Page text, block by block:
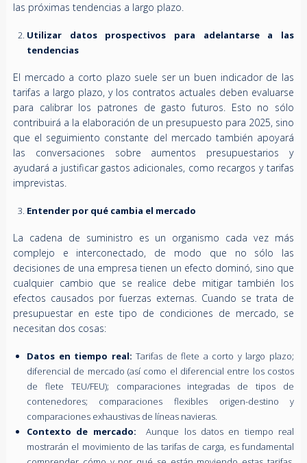
las próximas tendencias a largo plazo.
Utilizar datos prospectivos para adelantarse a las
tendencias
El mercado a corto plazo suele ser un buen indicador de las
tarifas a largo plazo, y los contratos actuales deben evaluarse
para calibrar los patrones de gasto futuros. Esto no sólo
contribuirá a la elaboración de un presupuesto para 2025, sino
que el seguimiento constante del mercado también apoyará
las conversaciones sobre aumentos presupuestarios y
ayudará a justificar gastos adicionales, como recargos y tarifas
imprevistas.
Entender por qué cambia el mercado
La cadena de suministro es un organismo cada vez más
complejo e interconectado, de modo que no sólo las
decisiones de una empresa tienen un efecto dominó, sino que
cualquier cambio que se realice debe mitigar también los
efectos causados por fuerzas externas. Cuando se trata de
presupuestar en este tipo de condiciones de mercado, se
necesitan dos cosas:
Datos en tiempo real:Tarifas de flete a corto y largo plazo;
diferencial de mercado (así como el diferencial entre los costos
de flete TEU/FEU); comparaciones integradas de tipos de
contenedores; comparaciones flexibles origen-destino y
comparaciones exhaustivas de líneas navieras.
Contexto de mercado:Aunque los datos en tiempo real
mostrarán el movimiento de las tarifas de carga, es fundamental